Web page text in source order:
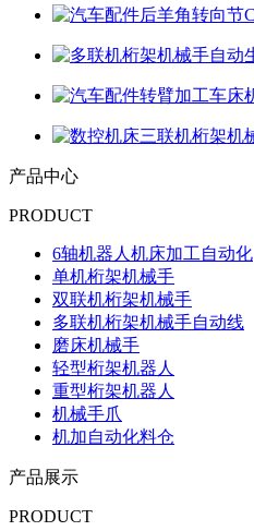
产品中心
PRODUCT
6轴机器人机床加工自动化
单机桁架机械手
双联机桁架机械手
多联机桁架机械手自动线
磨床机械手
轻型桁架机器人
重型桁架机器人
机械手爪
机加自动化料仓
产品展示
PRODUCT